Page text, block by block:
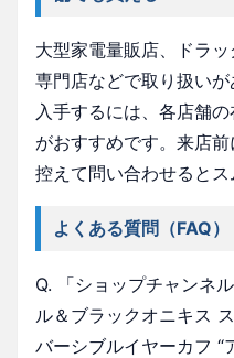
大型家電量販店、ドラッ
専門店などで取り扱い
入手するには、各店舗
がおすすめです。来店
控えて問い合わせるとス
よくある質問（FAQ）
Q. 「ショップチャンネ
ル＆ブラックオニキス
バーシブルイヤーカフ “